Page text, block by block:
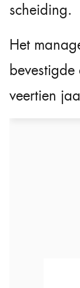
scheiding.
Het
veertien